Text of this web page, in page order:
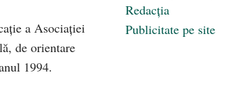
a Asociaţiei
de orientare
1994.
Redacția
Publicitate pe site